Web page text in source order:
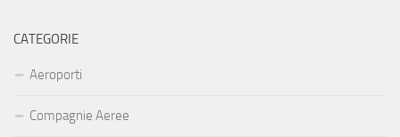
CATEGORIE
Aeroporti
Compagnie Aeree